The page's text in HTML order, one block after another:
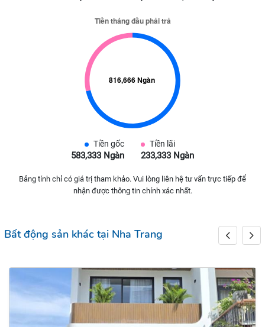
Tiền gốc
583,333 Ngàn
Tiền lãi
233,333 Ngàn
Bảng tính chỉ có giá trị tham khảo. Vui lòng liên hệ tư vấn trực tiếp để
nhận được thông tin chính xác nhất.
Bất động sản khác tại Nha Trang